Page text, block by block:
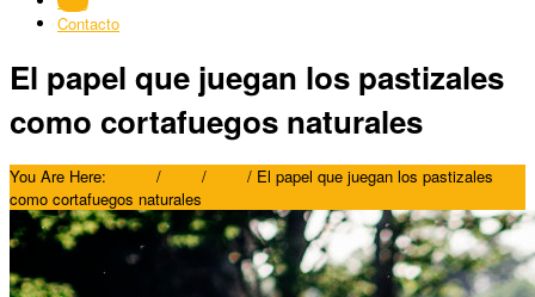
Contacto
El papel que juegan los pastizales
como cortafuegos naturales
You Are Here: / / / El papel que juegan los pastizales
como cortafuegos naturales